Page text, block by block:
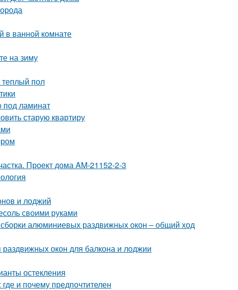
в ванной комнате
на зиму
теплый пол
под ламинат
старую квартиру
Проект дома AM-21152-2-3
и лоджий
своими руками
алюминиевых раздвижных окон – общий ход
окон для балкона и лоджии
остекления
и почему предпочтителен